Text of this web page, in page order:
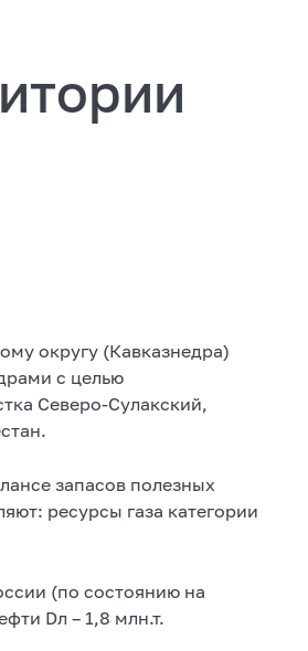
округу (Кавказнедра)
с целью
Северо-Сулакский,
запасов полезных
ресурсы газа категории
(по состоянию на
Dл – 1,8 млн.т.